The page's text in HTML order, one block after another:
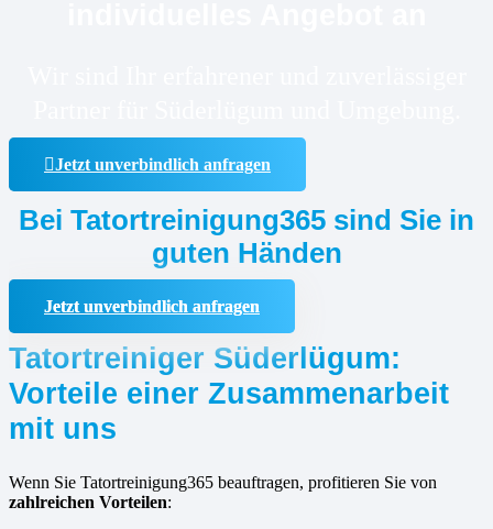
Jetzt unverbindlich anfragen
Bei Tatortreinigung365 sind Sie in
guten Händen
Jetzt unverbindlich anfragen
Tatortreiniger Süderlügum:
Vorteile einer Zusammenarbeit
mit uns
Wenn Sie Tatortreinigung365 beauftragen, profitieren Sie von
zahlreichen Vorteilen: